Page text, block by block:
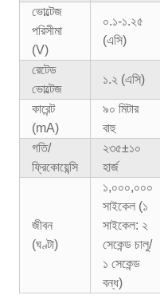
ভোল্টেজ
পরিসীমা
(V)
০.১-১.২৫
(এসি)
রেটেড
ভোল্টেজ
১.২ (এসি)
কারেন্ট
(mA)
৯০ মিটার
বাহু
গতি/
ফ্রিকোয়েন্সি
২৩৫±১০
হার্জ
জীবন
(ঘণ্টা)
১,০০০,০০০
সাইকেল (১
সাইকেল: ২
সেকেন্ড চালু/
১ সেকেন্ড
বন্ধ)